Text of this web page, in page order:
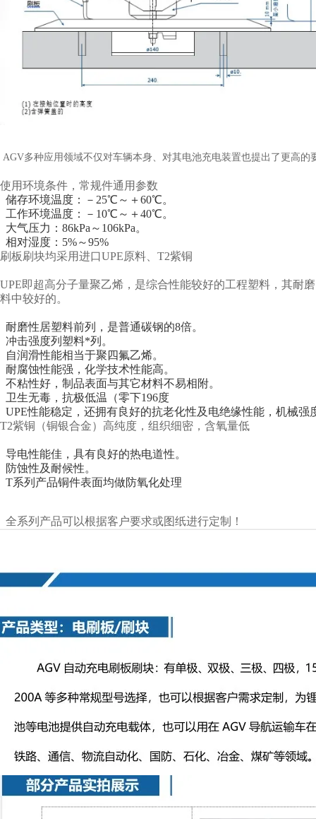
AGV多种应用领域不仅对车辆本身、对其电池充电装置也提出了更高的
使用环境条件，常规件通用参数
储存环境温度：－25℃～＋60℃。
工作环境温度：－10℃～＋40℃。
大气压力：86kPa～106kPa。
相对湿度：5%～95%
刷板刷块均采用进口UPE原料、T2紫铜
UPE即超高分子量聚乙烯，是综合性能较好的工程塑料，其耐
料中较好的。
耐磨性居塑料前列，是普通碳钢的8倍。
冲击强度列塑料*列。
自润滑性能相当于聚四氟乙烯。
耐腐蚀性能强，化学技术性能高。
不粘性好，制品表面与其它材料不易相附。
卫生无毒，抗极低温（零下196度
UPE性能稳定，还拥有良好的抗老化性及电绝缘性能，机械强
T2紫铜（铜银合金）高纯度，组织细密，含氧量低
导电性能佳，具有良好的热电道性。
防蚀性及耐候性。
T系列产品铜件表面均做防氧化处理
全系列产品可以根据客户要求或图纸进行定制！